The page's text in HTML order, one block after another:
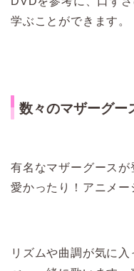
学ぶことができます。
数々のマザーグー
有名なマザーグース
愛かったり！アニメー
リズムや曲調が気に